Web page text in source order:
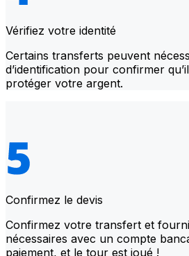
Vérifiez votre identité
Certains transferts peuvent
d’identification pour confirmer
protéger votre argent.
Confirmez le devis
Confirmez votre transfert et
nécessaires avec un compte
paiement, et le tour est joué !